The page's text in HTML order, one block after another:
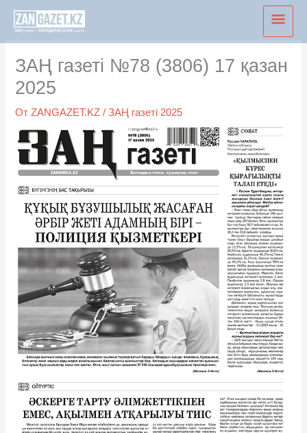
Перейти
содержимому
ЗАҢ газеті №78 (3806) 17 қазан
2025
ОтZANGAZET.KZ/ЗАҢ газеті 2025